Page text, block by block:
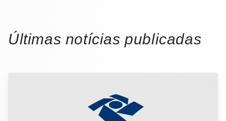
Últimas notícias publicadas